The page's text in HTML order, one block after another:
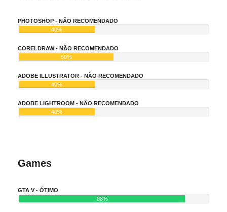
PHOTOSHOP - NÃO RECOMENDADO
40%
CORELDRAW - NÃO RECOMENDADO
50%
ADOBE ILLUSTRATOR - NÃO RECOMENDADO
40%
ADOBE LIGHTROOM - NÃO RECOMENDADO
40%
Games
GTA V - ÓTIMO
88%